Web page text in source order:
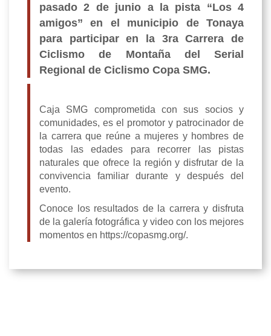
pasado 2 de junio a la pista “Los 4
amigos” en el municipio de Tonaya
para participar en la 3ra Carrera de
Ciclismo de Montaña del Serial
Regional de Ciclismo Copa SMG.
Caja SMG comprometida con sus socios y
comunidades, es el promotor y patrocinador de
la carrera que reúne a mujeres y hombres de
todas las edades para recorrer las pistas
naturales que ofrece la región y disfrutar de la
convivencia familiar durante y después del
evento.
Conoce los resultados de la carrera y disfruta
de la galería fotográfica y video con los mejores
momentos en https://copasmg.org/.